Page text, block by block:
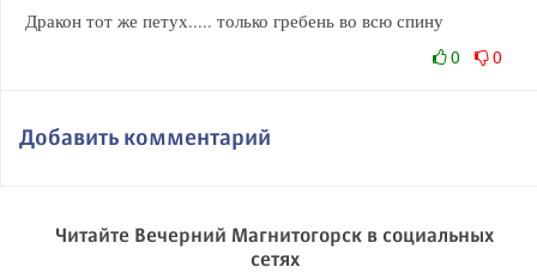
Дракон тот же петух..... только гребень во всю спину
0 0
Добавить комментарий
Читайте Вечерний Магнитогорск в социальных
сетях